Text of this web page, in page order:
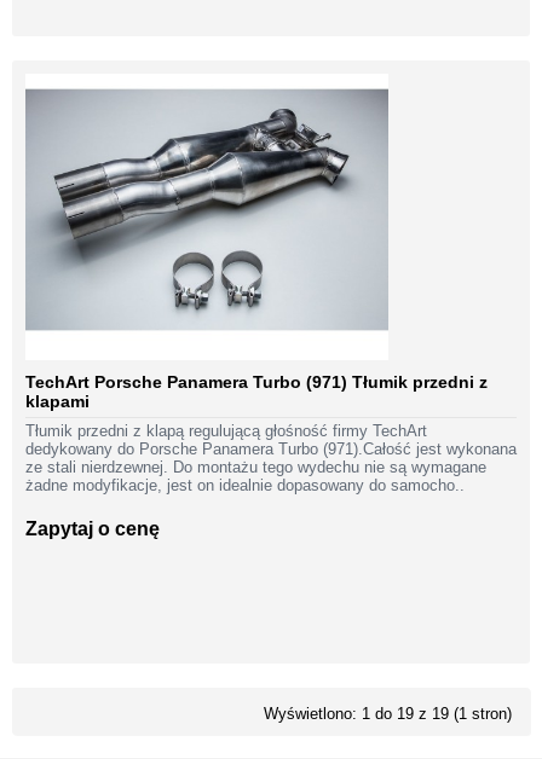
TechArt Porsche Panamera Turbo (971) Tłumik przedni z
klapami
Tłumik przedni z klapą regulującą głośność firmy TechArt
dedykowany do Porsche Panamera Turbo (971).Całość jest wykonana
ze stali nierdzewnej. Do montażu tego wydechu nie są wymagane
żadne modyfikacje, jest on idealnie dopasowany do samocho..
Zapytaj o cenę
Wyświetlono: 1 do 19 z 19 (1 stron)